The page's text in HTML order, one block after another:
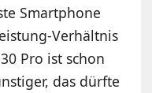
Smartphone
Verhältnis
Pro ist schon
das dürfte